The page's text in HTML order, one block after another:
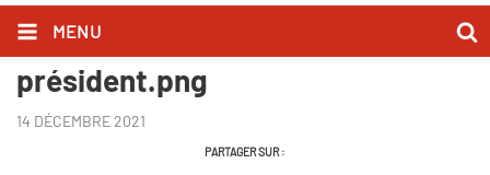
MENU
JP Jouyet - L'homme du
président.png
14 DÉCEMBRE 2021
PARTAGER SUR :